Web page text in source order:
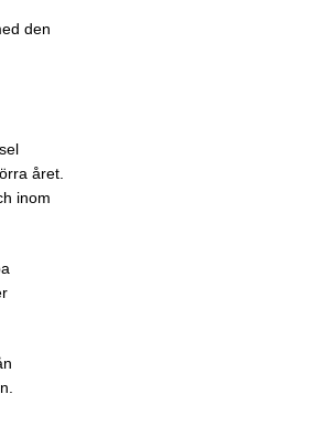
den
året.
inom